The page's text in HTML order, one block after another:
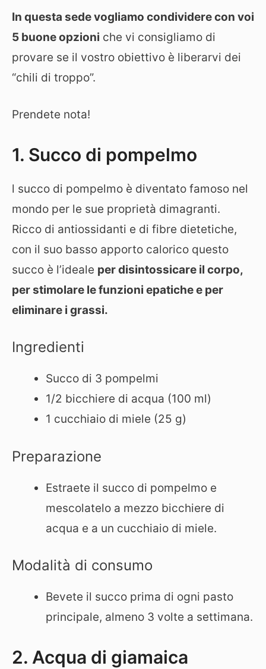
In questa sede vogliamo condividere con voi
5 buone opzioni che vi consigliamo di
provare se il vostro obiettivo è liberarvi dei
“chili di troppo”.
Prendete nota!
1. Succo di pompelmo
l succo di pompelmo è diventato famoso nel
mondo per le sue proprietà dimagranti.
Ricco di antiossidanti e di fibre dietetiche,
con il suo basso apporto calorico questo
succo è l’ideale per disintossicare il corpo,
per stimolare le funzioni epatiche e per
eliminare i grassi.
Ingredienti
Succo di 3 pompelmi
1/2 bicchiere di acqua (100 ml)
1 cucchiaio di miele (25 g)
Preparazione
Estraete il succo di pompelmo e
mescolatelo a mezzo bicchiere di
acqua e a un cucchiaio di miele.
Modalità di consumo
Bevete il succo prima di ogni pasto
principale, almeno 3 volte a settimana.
2. Acqua di giamaica